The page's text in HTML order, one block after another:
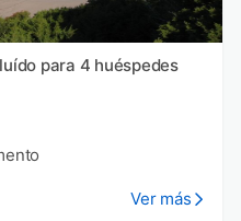
para 4 huéspedes
Ver más